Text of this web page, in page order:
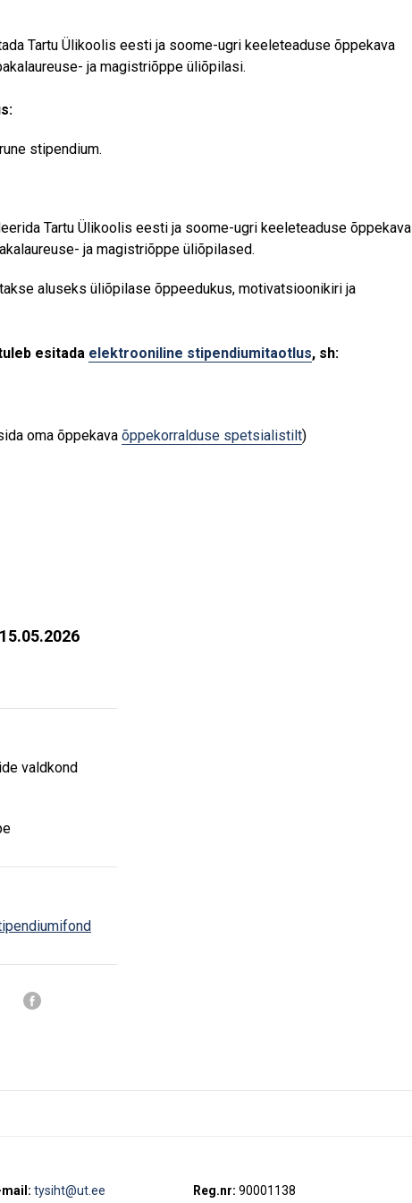
Tartu Ülikoolis eesti ja soome-ugri keeleteaduse õppekava
ja magistriõppe üliõpilasi.
stipendium.
Tartu Ülikoolis eesti ja soome-ugri keeleteaduse õppekava
ja magistriõppe üliõpilased.
aluseks üliõpilase õppeedukus, motivatsioonikiri ja
esitada elektrooniline stipendiumitaotlus, sh:
oma õppekava õppekorralduse spetsialistilt)
valdkond
mail: tysiht@ut.ee
Reg.nr: 90001138